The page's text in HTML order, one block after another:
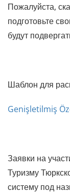
Пожалуйста,
подготовьте
будут
Шаблон для
Genişletilmiş
Заявки на
Туризму
систему под